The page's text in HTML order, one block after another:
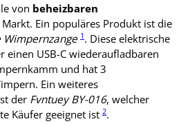
von beheizbaren
Ein populäres Produkt ist die
Wimpernzange 1 . Diese elektrische
einen USB-C wiederaufladbaren
und hat 3
Ein weiteres
der Fvntuey BY-016, welcher
Käufer geeignet ist 2.